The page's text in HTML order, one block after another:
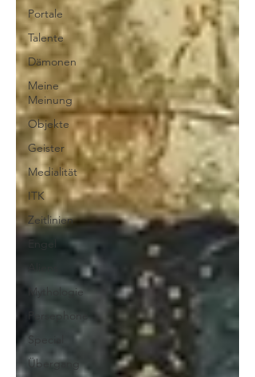
Portale
Talente
Dämonen
Meine
Meinung
Objekte
Geister
Medialität
ITK
Zeitlinien
Mythologie
Persephone
Special
Übergang